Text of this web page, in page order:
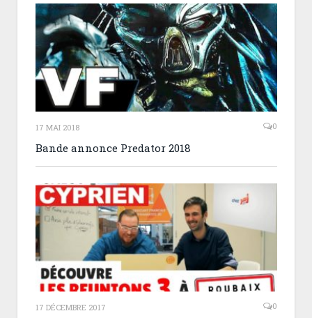
17 MAI 2018 0
Bande annonce Predator 2018
17 DÉCEMBRE 2017 0